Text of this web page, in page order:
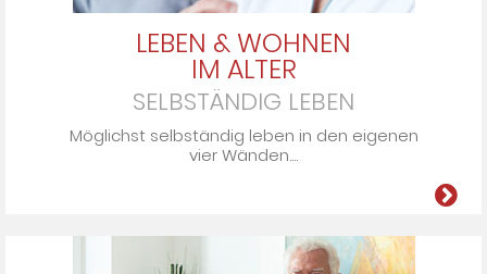
LEBEN & WOHNEN
IM ALTER
SELBSTÄNDIG LEBEN
Möglichst selbständig leben in den ei­ge­nen
vier Wän­den....